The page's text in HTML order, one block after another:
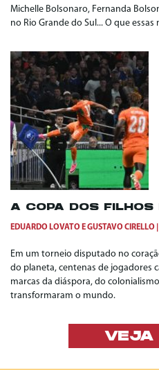
Michelle Bolsonaro, Fernanda
no Rio Grande do Sul... O que
A COPA DOS FILHOS
EDUARDO LOVATO EGUSTAVO CIRELLO
Em um torneio disputado no
do planeta, centenas de jogadores
marcas da diáspora, do
transformaram o mundo.
VEJA